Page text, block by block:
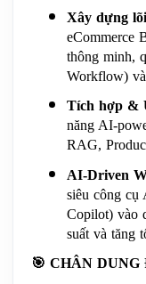
Xây dựng
eCommerce
thông minh,
Workflow)
Tích hợp &
năng AI-
RAG,
AI-Driven
siêu công cụ
Copilot) vào
suất và tăng
🎯 CHÂN